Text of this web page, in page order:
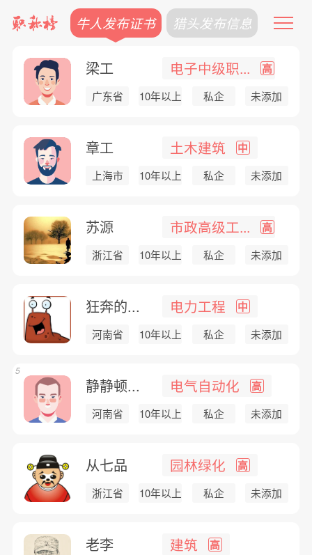
牛人发布证书 猎头发布信息
梁工 电子中级职... 高
广东省 10年以上 私企 未添加
章工 土木建筑 中
上海市 10年以上 私企 未添加
苏源 市政高级工... 高
浙江省 10年以上 私企 未添加
狂奔的... 电力工程 中
河南省 10年以上 私企 未添加
静静顿... 电气自动化 高
河南省 10年以上 私企 未添加
5
从七品 园林绿化 高
浙江省 10年以上 私企 未添加
老李 建筑 高